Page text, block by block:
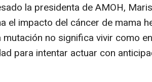
la presidenta de AMOH,
el impacto del cáncer de mama
no significa vivir como
para intentar actuar con